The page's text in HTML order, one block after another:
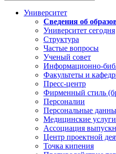
Университет
Сведения об
Университет сегодня
Структура
Частые вопросы
Ученый совет
Информационно-
Факультеты и
Пресс-центр
Фирменный стиль
Персоналии
Персональные
Медицинские услуги
Ассоциация
Центр проектной
Точка кипения